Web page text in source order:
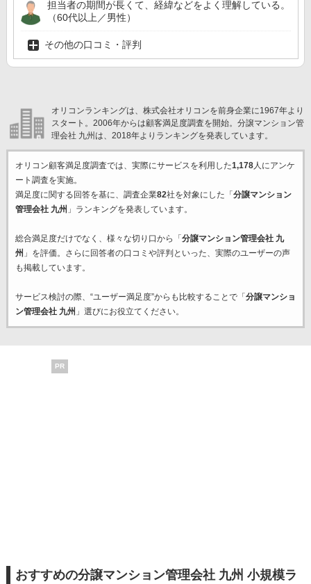
担当者の期間が長くて、経緯などをよく理解している。
（60代以上／男性）
その他の口コミ・評判
オリコンランキングは、株式会社オリコンを前身企業に1967年より
スタート。2006年からは顧客満足度調査を開始。分譲マンション管
理会社 九州は、2018年よりランキングを発表しています。
オリコン顧客満足度調査では、実際にサービスを利用した1,178人にアンケ
ート調査を実施。
満足度に関する回答を基に、調査企業82社を対象にした「 分譲マンション
管理会社 九州 」ランキングを発表しています。
総合満足度だけでなく、様々な切り口から「 分譲マンション管理会社 九
州 」を評価。さらに回答者の口コミや評判といった、実際のユーザーの声
も掲載しています。
サービス検討の際、“ユーザー満足度”からも比較することで「 分譲マンショ
ン管理会社 九州 」選びにお役立てください。
PR
おすすめの分譲マンション管理会社 九州 小規模ラ